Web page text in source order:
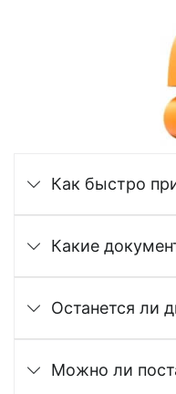
Как быстро
Какие
Останется ли
Можно ли